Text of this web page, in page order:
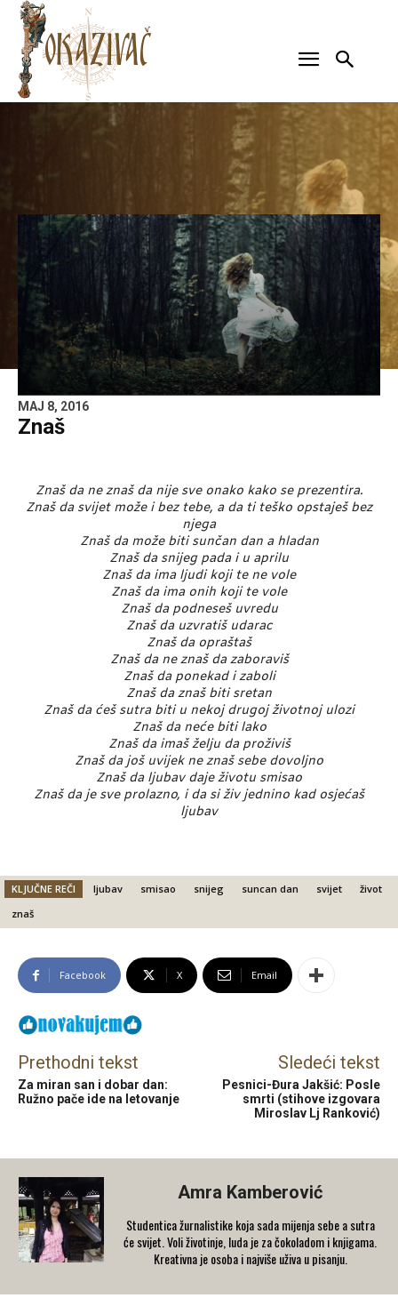
MAJ 8, 2016
Znaš
Znaš da ne znaš da nije sve onako kako se prezentira.
Znaš da svijet može i bez tebe, a da ti teško opstaješ bez
njega
Znaš da može biti sunčan dan a hladan
Znaš da snijeg pada i u aprilu
Znaš da ima ljudi koji te ne vole
Znaš da ima onih koji te vole
Znaš da podneseš uvredu
Znaš da uzvratiš udarac
Znaš da opraštaš
Znaš da ne znaš da zaboraviš
Znaš da ponekad i zaboli
Znaš da znaš biti sretan
Znaš da ćeš sutra biti u nekoj drugoj životnoj ulozi
Znaš da neće biti lako
Znaš da imaš želju da proživiš
Znaš da još uvijek ne znaš sebe dovoljno
Znaš da ljubav daje životu smisao
Znaš da je sve prolazno, i da si živ jednino kad osjećaš
ljubav
KLJUČNE REČI ljubav smisao snijeg suncan dan svijet
život
znaš
Facebook X Email
Prethodni tekst
Za miran san i dobar dan:
Ružno pače ide na letovanje
Sledeći tekst
Pesnici-Đura Jakšić: Posle
smrti (stihove izgovara
Miroslav Lj Ranković)
Amra Kamberović
Studentica žurnalistike koja sada mijenja sebe a sutra
će svijet. Voli životinje, luda je za čokoladom i knjigama.
Kreativna je osoba i najviše uživa u pisanju.